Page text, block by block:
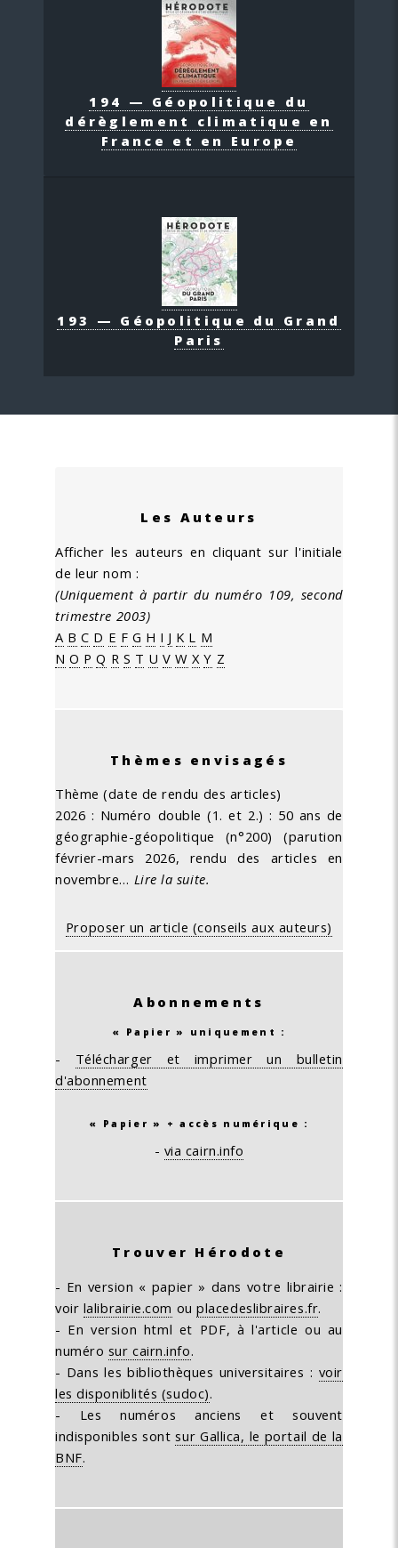
194 — Géopolitique du
dérèglement climatique en
France et en Europe
193 — Géopolitique du Grand
Paris
Les Auteurs
Afficher les auteurs en cliquant sur l'initiale
de leur nom :
(Uniquement à partir du numéro 109, second
trimestre 2003)
A B C D E F G H I J K L M
N O P Q R S T U V W X Y Z
Thèmes envisagés
Thème (date de rendu des articles)
2026 : Numéro double (1. et 2.) : 50 ans de
géographie-géopolitique (n°200) (parution
février-mars 2026, rendu des articles en
novembre… Lire la suite.
Proposer un article (conseils aux auteurs)
Abonnements
« Papier » uniquement :
- Télécharger et imprimer un bulletin
d'abonnement
« Papier » + accès numérique :
- via cairn.info
Trouver Hérodote
- En version « papier » dans votre librairie :
voir lalibrairie.com ouplacedeslibraires.fr.
- En version html et PDF, à l'article ou au
numéro sur cairn.info.
- Dans les bibliothèques universitaires : voir
les disponiblités (sudoc).
- Les numéros anciens et souvent
indisponibles sontsur Gallica, le portail de la
BNF.